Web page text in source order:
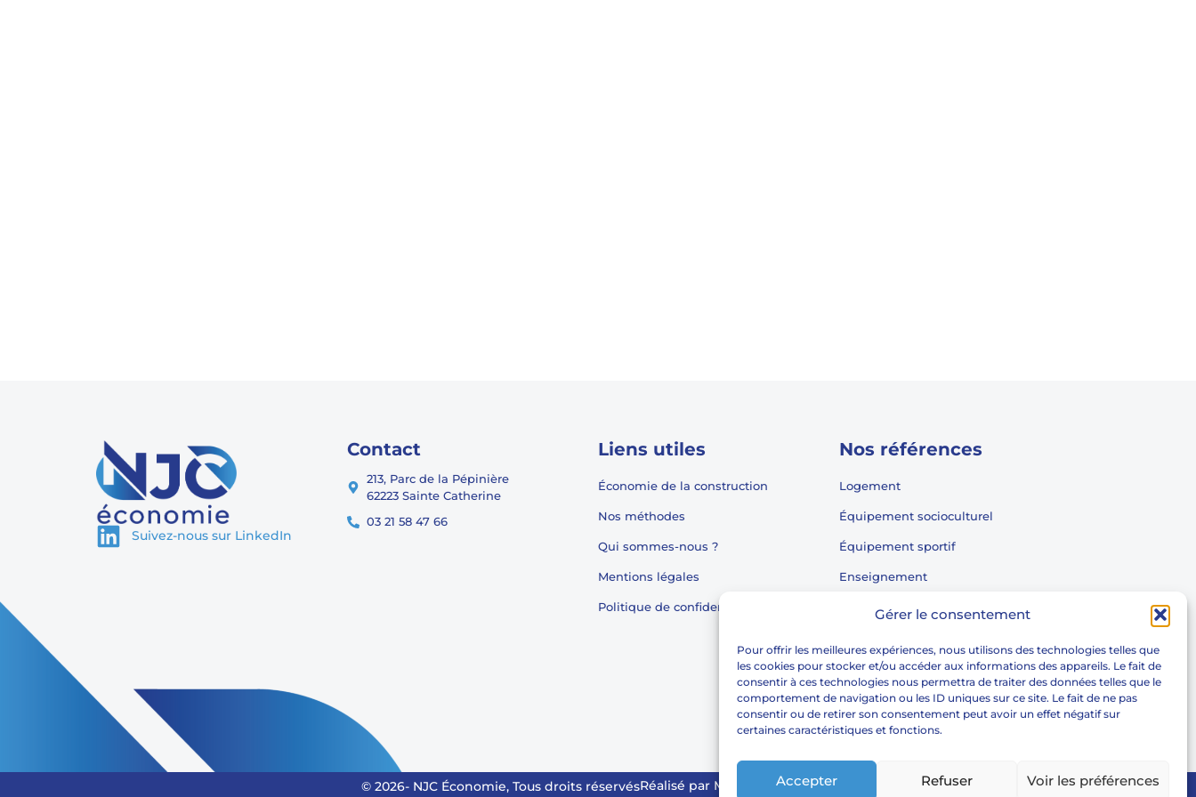
Gérer le consentement
Pour offrir les meilleures expériences, nous utilisons des technologies telles que
les cookies pour stocker et/ou accéder aux informations des appareils. Le fait de
consentir à ces technologies nous permettra de traiter des données telles que le
comportement de navigation ou les ID uniques sur ce site. Le fait de ne pas
consentir ou de retirer son consentement peut avoir un effet négatif sur
certaines caractéristiques et fonctions.
Accepter Refuser Voir les préférences
Suivez-nous sur LinkedIn
Contact
213, Parc de la Pépinière
62223 Sainte Catherine
03 21 58 47 66
Liens utiles
Économie de la construction
Nos méthodes
Qui sommes-nous ?
Mentions légales
Politique de confidentialité
Nos références
Logement
Équipement socioculturel
Équipement sportif
Enseignement
Équipement médico-social
Centre de secours
Réhabilitation
© 2026- NJC Économie, Tous droits réservésRéalisé par MANEO marketing